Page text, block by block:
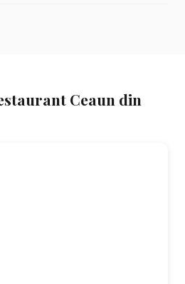
Ceaun din